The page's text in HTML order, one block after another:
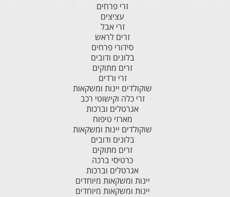
זרי פרחים
עציצים
זרי אבל
זרים לראש
סידורי פרחים
בלונים ודובים
זרים מתוקים
זרי ורדים
שוקולדים יינות ומשקאות
זרי כלה וקישוטי רכב
אגרטלים וברכות
מארזי טיפוח
שוקולדים יינות ומשקאות
בלונים ודובים
זרים מתוקים
כרטיסי ברכה
אגרטלים וברכות
יינות ומשקאות מיוחדים
יינות ומשקאות מיוחדים